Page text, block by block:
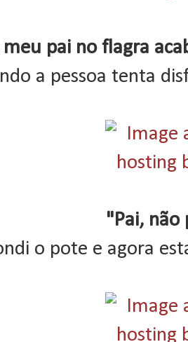
meu pai no flagra
a pessoa tenta
"Pai, não
o pote e agora